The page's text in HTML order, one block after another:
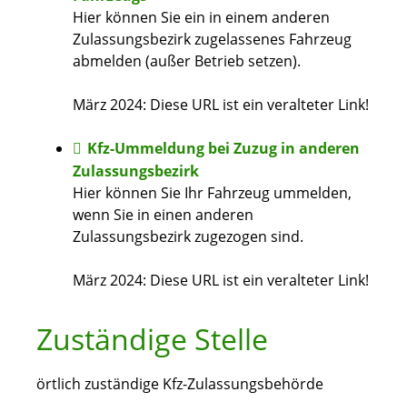
Hier können Sie ein in einem anderen
Zulassungsbezirk zugelassenes Fahrzeug
abmelden (außer Betrieb setzen).
März 2024: Diese URL ist ein veralteter Link!
Kfz-Ummeldung bei Zuzug in anderen
Zulassungsbezirk
Hier können Sie Ihr Fahrzeug ummelden,
wenn Sie in einen anderen
Zulassungsbezirk zugezogen sind.
März 2024: Diese URL ist ein veralteter Link!
Zuständige Stelle
örtlich zuständige Kfz-Zulassungsbehörde